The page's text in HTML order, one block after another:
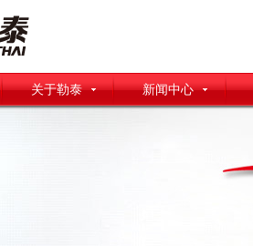
关于勒泰 新闻中心